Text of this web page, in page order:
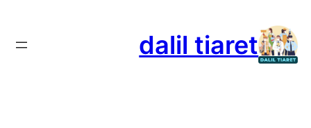
إلى
المحتوى
dalil tiaret